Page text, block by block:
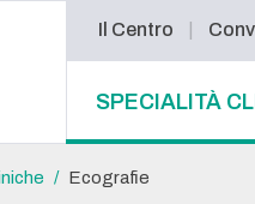
Il Centro
SPECIALITÀ
Ecografie